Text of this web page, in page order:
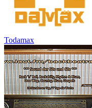
Todamax